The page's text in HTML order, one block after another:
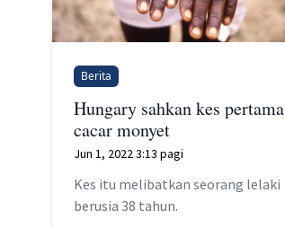
Berita
Hungary sahkan kes pertama
cacar monyet
Jun 1, 2022 3:13 pagi
Kes itu melibatkan seorang lelaki
berusia 38 tahun.